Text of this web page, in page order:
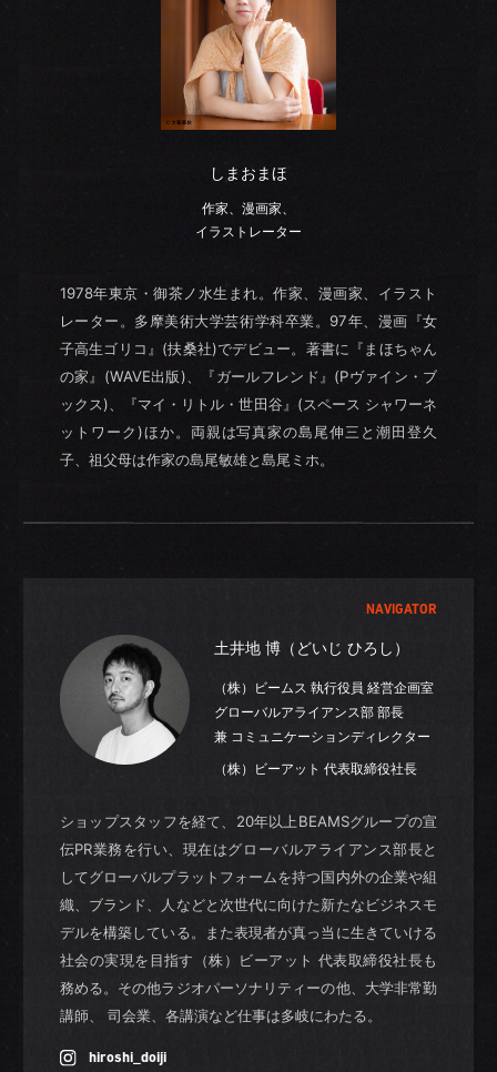
しまおまほ
作家、漫画家、
イラストレーター
1978年東京・御茶ノ水生まれ。作家、漫画家、イラスト
レーター。多摩美術大学芸術学科卒業。97年、漫画『女
子高生ゴリコ』(扶桑社)でデビュー。著書に『まほちゃん
の家』(WAVE出版)、『ガールフレンド』(Pヴァイン・ブ
ックス)、『マイ・リトル・世田谷』(スペース シャワーネ
ットワーク)ほか。両親は写真家の島尾伸三と潮田登久
子、祖父母は作家の島尾敏雄と島尾ミホ。
NAVIGATOR
土井地 博（どいじ ひろし）
（株）ビームス 執行役員 経営企画室
グローバルアライアンス部 部長
兼 コミュニケーションディレクター
（株）ビーアット 代表取締役社長
ショップスタッフを経て、20年以上BEAMSグループの宣
伝PR業務を行い、現在はグローバルアライアンス部長と
してグローバルプラットフォームを持つ国内外の企業や組
織、ブランド、人などと次世代に向けた新たなビジネスモ
デルを構築している。また表現者が真っ当に生きていける
社会の実現を目指す（株）ビーアット 代表取締役社長も
務める。その他ラジオパーソナリティーの他、大学非常勤
講師、 司会業、各講演など仕事は多岐にわたる。
hiroshi_doiji